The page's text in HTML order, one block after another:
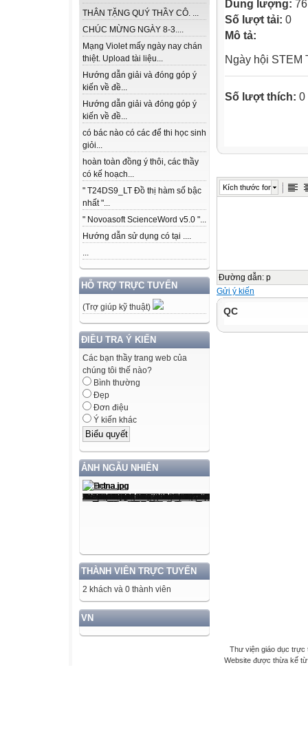
THÂN TẶNG QUÝ THẦY CÔ. ...
CHÚC MỪNG NGÀY 8-3....
Mạng Violet mấy ngày nay chán
thiệt. Upload tài liệu...
Hướng dẫn giải và đóng góp ý
kiến về đề...
Hướng dẫn giải và đóng góp ý
kiến về đề...
có bác nào có các để thi học sinh
giỏi...
hoàn toàn đồng ý thôi, các thầy
có kế hoạch...
" T24DS9_LT Đồ thị hàm số bậc
nhất "...
" Novoasoft ScienceWord v5.0 "...
Hướng dẫn sử dụng có tại ....
...
HỖ TRỢ TRỰC TUYẾN
(Trợ giúp kỹ thuật)
ĐIỀU TRA Ý KIẾN
Các bạn thầy trang web của
chúng tôi thế nào?
Bình thường
Đẹp
Đơn điệu
Ý kiến khác
ẢNH NGẪU NHIÊN
THÀNH VIÊN TRỰC TUYẾN
2 khách và 0 thành viên
VN
Dung lượng:
Số lượt tải: 0
Mô tả:
Ngày hội STEM
Số lượt thích: 0
Kích thước font
Đường dẫn: p
Gửi ý kiến
QC
Thư viện giáo dục trực
Website được thừa kế